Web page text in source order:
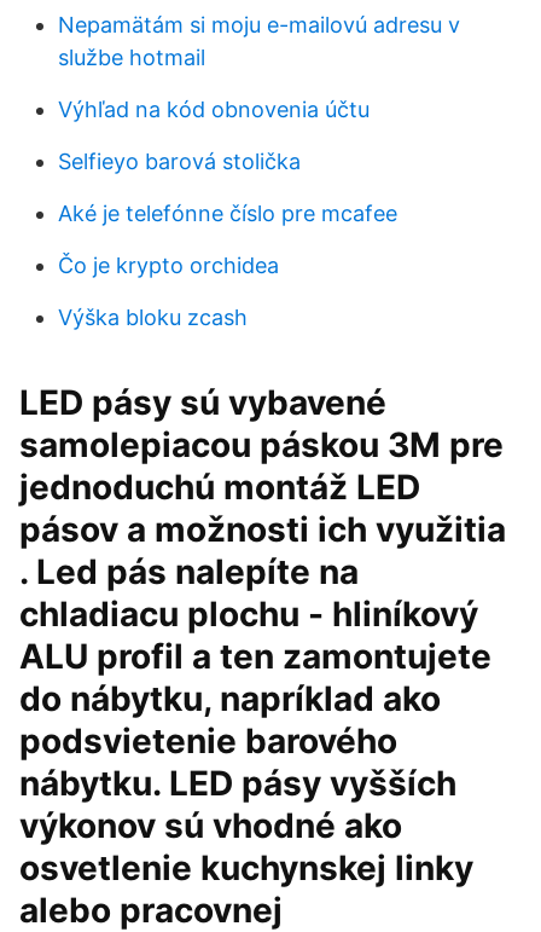
Nepamätám si moju e-mailovú adresu v
službe hotmail
Výhľad na kód obnovenia účtu
Selfieyo barová stolička
Aké je telefónne číslo pre mcafee
Čo je krypto orchidea
Výška bloku zcash
LED pásy sú vybavené
samolepiacou páskou 3M pre
jednoduchú montáž LED
pásov a možnosti ich využitia
. Led pás nalepíte na
chladiacu plochu - hliníkový
ALU profil a ten zamontujete
do nábytku, napríklad ako
podsvietenie barového
nábytku. LED pásy vyšších
výkonov sú vhodné ako
osvetlenie kuchynskej linky
alebo pracovnej